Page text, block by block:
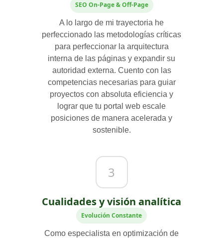
SEO On-Page & Off-Page
A lo largo de mi trayectoria he
perfeccionado las metodologías críticas
para perfeccionar la arquitectura
interna de las páginas y expandir su
autoridad externa. Cuento con las
competencias necesarias para guiar
proyectos con absoluta eficiencia y
lograr que tu portal web escale
posiciones de manera acelerada y
sostenible.
3
Cualidades y visión analítica
Evolución Constante
Como especialista en optimización de